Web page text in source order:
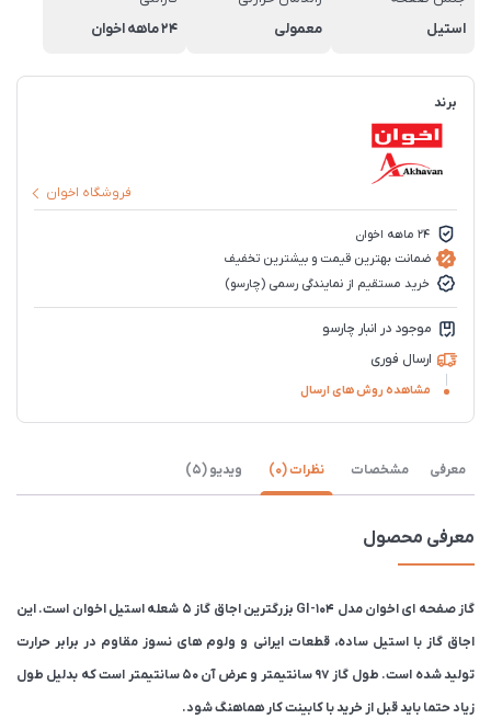
استیل
معمولی
۲۴ ماهه اخوان
برند
فروشگاه اخوان
۲۴ ماهه اخوان
ضمانت بهترین قیمت و بیشترین تخفیف
خرید مستقیم از نمایندگی رسمی (چارسو)
موجود در انبار چارسو
ارسال فوری
مشاهده روش های ارسال
معرفی مشخصات نظرات (0) ویدیو (5)
معرفی محصول
گاز صفحه ای اخوان مدل GI-104 بزرگترین اجاق گاز 5 شعله استیل اخوان است‌. این
اجاق گاز با استیل ساده، قطعات ایرانی و ولوم های نسوز مقاوم در برابر حرارت
تولید شده است. طول گاز 97 سانتیمتر و عرض آن ۵۰ سانتیمتر است که بدلیل طول
زیاد حتما باید قبل از خرید با کابینت کار هماهنگ شود.